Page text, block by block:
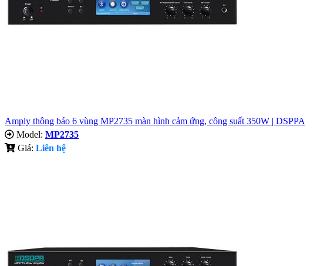
Amply thông báo 6 vùng MP2735 màn hình cảm ứng, công suất 350W | DSPPA
Model: MP2735
Giá: Liên hệ